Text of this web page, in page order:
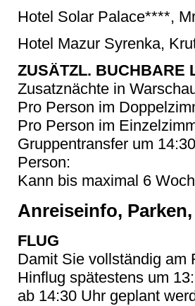
Hotel Solar Palace****,
Hotel Mazur Syrenka,
ZUSÄTZL. BUCHBARE
Zusatznächte in
Pro Person im
Pro Person im
Gruppentransfer um
Person:
Kann bis maximal 6
Anreiseinfo,
FLUG
Damit Sie vollständig am
Hinflug spätestens um
ab 14:30 Uhr geplant